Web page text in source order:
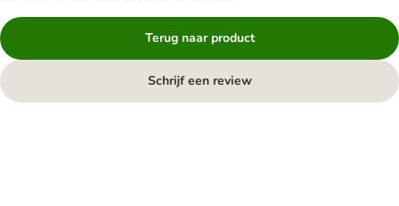
Terug naar product
Schrijf een review